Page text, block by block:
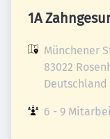
1A
Münchener
83022
Deutschland
6 - 9